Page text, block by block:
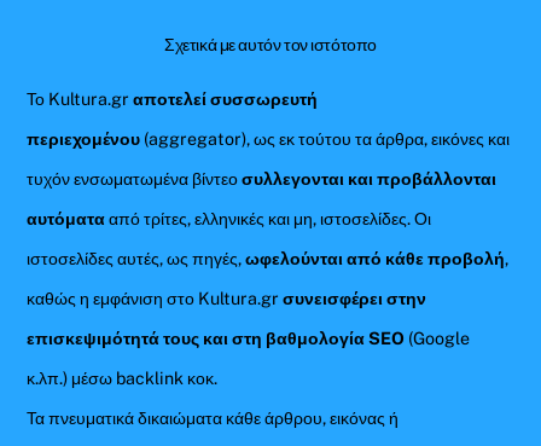
Σχετικά με αυτόν τον ιστότοπο
Το Kultura.grαποτελεί συσσωρευτή
περιεχομένου (aggregator), ως εκ τούτου τα άρθρα, εικόνες και
τυχόν ενσωματωμένα βίντεοσυλλεγονται και προβάλλονται
αυτόματααπό τρίτες, ελληνικές και μη, ιστοσελίδες. Οι
ιστοσελίδες αυτές, ως πηγές,ωφελούνται από κάθε προβολή,
καθώς η εμφάνιση στο Kultura.gr συνεισφέρει στην
επισκεψιμότητά τους και στη βαθμολογία SEO (Google
κ.λπ.) μέσω backlink κοκ.
Τα πνευματικά δικαιώματα κάθε άρθρου, εικόνας ή